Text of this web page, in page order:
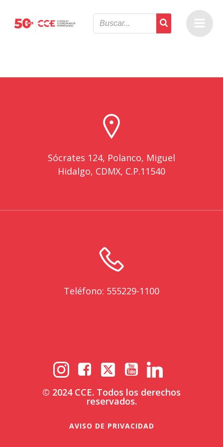
al
contenido
Sócrates 124, Polanco, Miguel
Hidalgo, CDMX, C.P.11540
Teléfono: 555229-1100
© 2024 CCE. Todos los derechos
reservados.
AVISO DE PRIVACIDAD